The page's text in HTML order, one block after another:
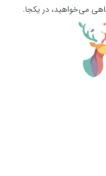
می‌خواهید، در یکجا.